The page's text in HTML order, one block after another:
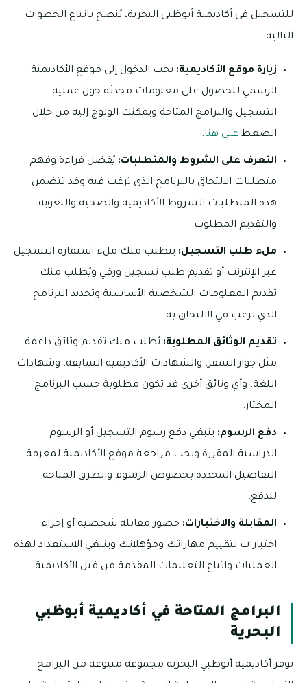
للتسجيل في أكاديمية أبوظبي البحرية، يُنصح باتباع الخطوات
التالية:
زيارة موقع الأكاديمية: يجب الدخول إلى موقع الأكاديمية
الرسمي للحصول على معلومات محدثة حول عملية
التسجيل والبرامج المتاحة ويمكنك الولوج إليه من خلال
الضغط على هنا.
التعرف على الشروط والمتطلبات: يُفضل قراءة وفهم
متطلبات الالتحاق بالبرنامج الذي ترغب فيه وقد تتضمن
هذه المتطلبات الشروط الأكاديمية والصحية واللغوية
والتقديم المطلوب.
ملء طلب التسجيل: يتطلب منك ملء استمارة التسجيل
عبر الإنترنت أو تقديم طلب تسجيل ورقي ويُطلب منك
تقديم المعلومات الشخصية الأساسية وتحديد البرنامج
الذي ترغب في الالتحاق به.
تقديم الوثائق المطلوبة: يُطلب منك تقديم وثائق داعمة
مثل جواز السفر، والشهادات الأكاديمية السابقة، وشهادات
اللغة، وأي وثائق أخرى قد تكون مطلوبة حسب البرنامج
المختار.
دفع الرسوم: ينبغي دفع رسوم التسجيل أو الرسوم
الدراسية المقررة ويجب مراجعة موقع الأكاديمية لمعرفة
التفاصيل المحددة بخصوص الرسوم والطرق المتاحة
للدفع.
المقابلة والاختبارات: حضور مقابلة شخصية أو إجراء
اختبارات لتقييم مهاراتك ومؤهلاتك وينبغي الاستعداد لهذه
العمليات واتباع التعليمات المقدمة من قبل الأكاديمية.
البرامج المتاحة في أكاديمية أبوظبي
البحرية
توفر أكاديمية أبوظبي البحرية مجموعة متنوعة من البرامج